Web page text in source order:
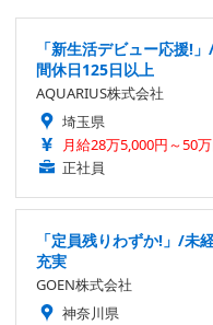
「新生活デビュー応援!
間休日125日以上
AQUARIUS株式会社
埼玉県
月給28万5,000円～50
正社員
「定員残りわずか!」/未
充実
GOEN株式会社
神奈川県